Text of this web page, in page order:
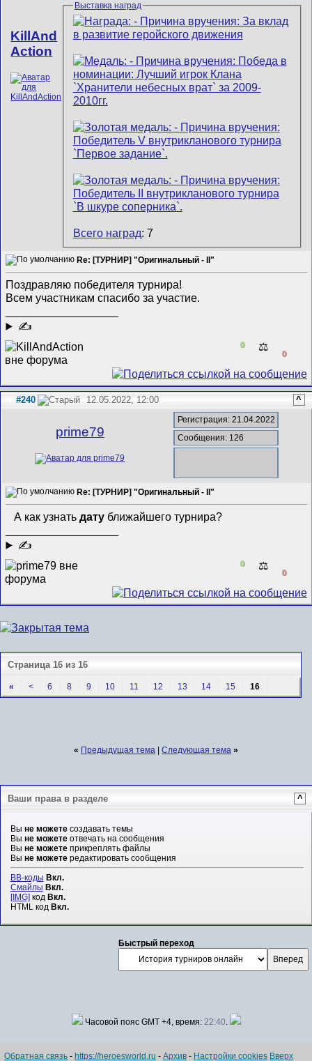
KillAnd
Action
Выставка наград
Всего наград: 7
Re: [ТУРНИР] "Оригинальный - II"
Поздравляю победителя турнира!
Всем участникам спасибо за участие.
✍
0 ⚖️
0
#240 12.05.2022, 12:00 ^
prime79
Регистрация: 21.04.2022
Сообщения: 126
Re: [ТУРНИР] "Оригинальный - II"
А как узнатьдату ближайшего турнира?
✍
0 ⚖️
0
Страница 16 из 16
« < 6 8 9 10 11 12 13 14 15 16
« Предыдущая тема Следующая тема »
Ваши права в разделе ^
Вы не можетесоздавать темы
Вы не можетеотвечать на сообщения
Вы не можетеприкреплять файлы
Вы не можетередактировать сообщения
BB-коды Вкл.
Смайлы Вкл.
[IMG] код Вкл.
HTML код Вкл.
Быстрый переход
Часовой пояс GMT +4, время: 22:40.
Обратная связь - https://heroesworld.ru - Архив - Настройки cookies Вверх